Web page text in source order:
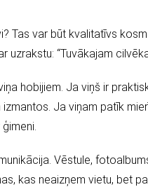
Tas var būt kvalitatīvs
“Tuvākajam
hobijiem. Ja viņš ir
Ja viņam patīk
Vēstule,
kas neaizņem vietu, bet